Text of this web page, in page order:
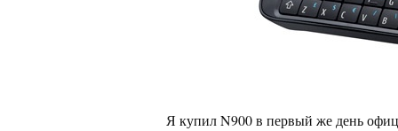
Я купил N900 в первый же день